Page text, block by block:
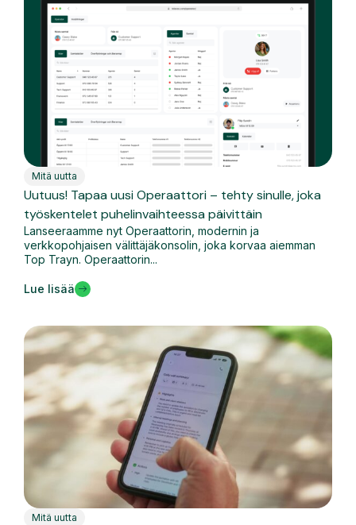
Mitä uutta
Uutuus! Tapaa uusi Operaattori – tehty sinulle, joka
työskentelet puhelinvaihteessa päivittäin
Lanseeraamme nyt Operaattorin, modernin ja
verkkopohjaisen välittäjäkonsolin, joka korvaa aiemman
Top Trayn. Operaattorin...
Lue lisää
Mitä uutta